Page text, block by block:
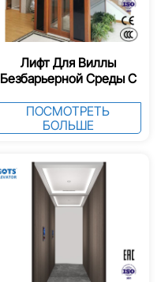
Лифт Для Виллы
Безбарьерной Среды С
ПОСМОТРЕТЬ
БОЛЬШЕ